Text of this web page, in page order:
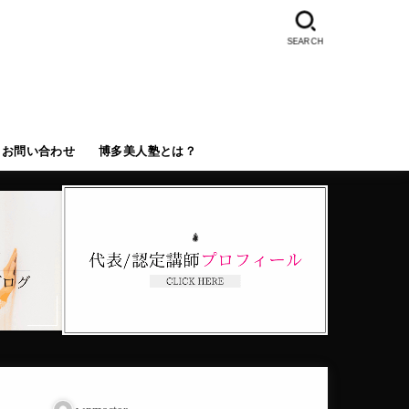
お問い合わせ 博多美人塾とは？
SEARCH